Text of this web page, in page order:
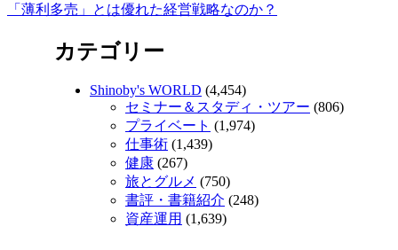
「薄利多売」とは優れた経営戦略なのか？
カテゴリー
Shinoby's WORLD (4,454)
セミナー＆スタディ・ツアー (806)
プライベート (1,974)
仕事術 (1,439)
健康 (267)
旅とグルメ (750)
書評・書籍紹介 (248)
資産運用 (1,639)